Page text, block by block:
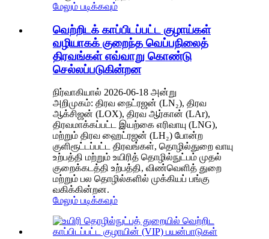
மேலும் படிக்கவும்
வெற்றிடக் காப்பிடப்பட்ட குழாய்கள்
வழியாகக் குறைந்த வெப்பநிலைத்
திரவங்கள் எவ்வாறு கொண்டு
செல்லப்படுகின்றன
நிர்வாகியால் 2026-06-18 அன்று
அறிமுகம்: திரவ நைட்ரஜன் (LN₂), திரவ
ஆக்சிஜன் (LOX), திரவ ஆர்கான் (LAr),
திரவமாக்கப்பட்ட இயற்கை எரிவாயு (LNG),
மற்றும் திரவ ஹைட்ரஜன் (LH₂) போன்ற
குளிரூட்டப்பட்ட திரவங்கள், தொழில்துறை வாயு
உற்பத்தி மற்றும் உயிரித் தொழில்நுட்பம் முதல்
குறைக்கடத்தி உற்பத்தி, விண்வெளித் துறை
மற்றும் பல தொழில்களில் முக்கியப் பங்கு
வகிக்கின்றன.
மேலும் படிக்கவும்